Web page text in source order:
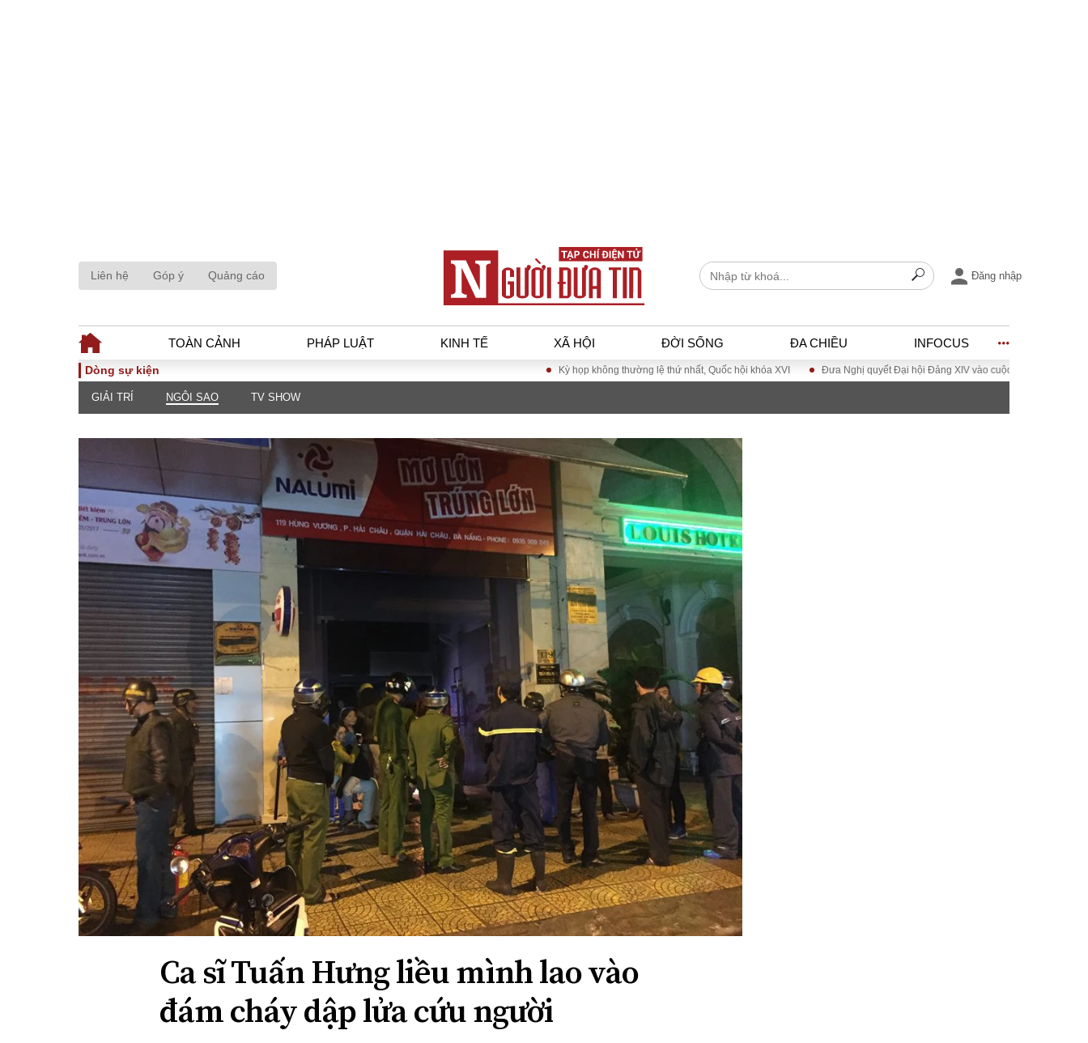
Liên hệ Góp ý Quảng cáo Đăng nhập
TOÀN CẢNH PHÁP LUẬT KINH TẾ XÃ HỘI ĐỜI SỐNG ĐA CHIỀU INFOCUS
TOÀN CẢNH
Chính sách
Sự kiện
Đối thoại
Thế giới
luật
Góc nhìn luật gia
Hồ sơ điều tra
Tiếng nói công dân
An ninh - Hình sự
Tài chính - Ngân
Kinh tế vĩ mô
Hồ sơ doanh
nghiệp
Xu hướng thị
trường
Tiêu dùng và dư
Công nghệ
Giáo dục
Văn hoá
Môi trường
Giao thông – Đô thị
ĐA CHIỀU
Quan điểm
Xi nhan Trái Phải
Bạn đọc viết
INFOCUS
Dòng sự kiện Kỳ họp không thường lệ thứ nhất, Quốc hội khóa XVI Đưa Nghị quyết Đại hội Đảng XIV vào cuộc sống
GIẢI TRÍ NGÔI SAO TV SHOW
Ca sĩ Tuấn Hưng liều mình lao vào
đám cháy dập lửa cứu người